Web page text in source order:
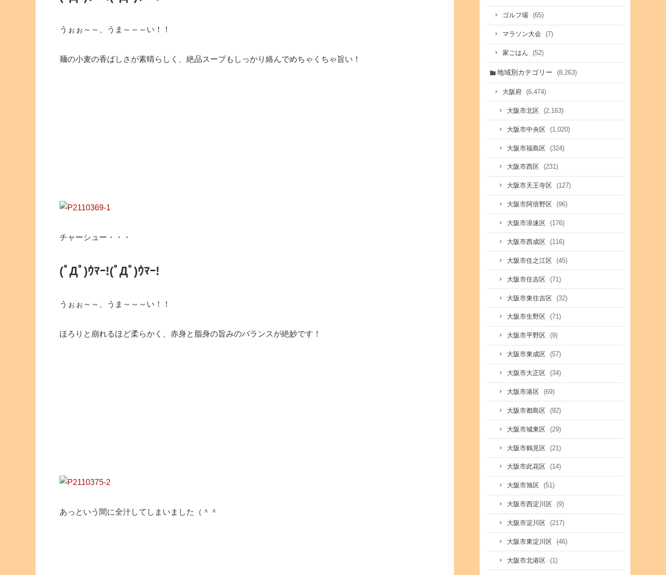
うぉぉ～～、うま～～～い！！
麺の小麦の香ばしさが素晴らしく、絶品スープもしっかり絡んでめちゃくちゃ旨い！
チャーシュー・・・
(ﾟДﾟ)ｳﾏｰ!(ﾟДﾟ)ｳﾏｰ!
うぉぉ～～、うま～～～い！！
ほろりと崩れるほど柔らかく、赤身と脂身の旨みのバランスが絶妙です！
あっという間に全汁してしまいました（＾＾
ゴルフ場 (65)
マラソン大会 (7)
家ごはん (52)
地域別カテゴリー (8,263)
大阪府 (6,474)
大阪市北区 (2,163)
大阪市中央区 (1,020)
大阪市福島区 (324)
大阪市西区 (231)
大阪市天王寺区 (127)
大阪市阿倍野区 (96)
大阪市浪速区 (176)
大阪市西成区 (116)
大阪市住之江区 (45)
大阪市住吉区 (71)
大阪市東住吉区 (32)
大阪市生野区 (71)
大阪市平野区 (9)
大阪市東成区 (57)
大阪市大正区 (34)
大阪市港区 (69)
大阪市都島区 (92)
大阪市城東区 (29)
大阪市鶴見区 (21)
大阪市此花区 (14)
大阪市旭区 (51)
大阪市西淀川区 (9)
大阪市淀川区 (217)
大阪市東淀川区 (46)
大阪市北港区 (1)